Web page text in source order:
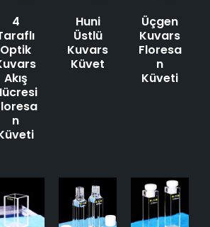
4
Optik
Akış
n
Huni
Üstlü
Kuvars
Küvet
Üçgen
Kuvars
Floresa
n
Küveti